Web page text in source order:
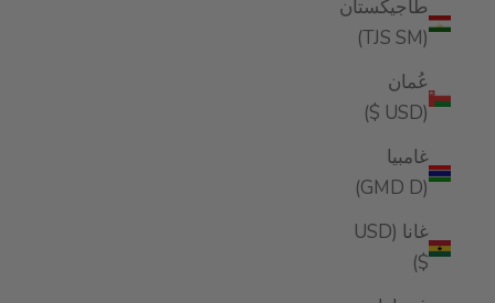
طاجيكستان
(TJS ЅМ)
عُمان
(USD $)
غامبيا
(GMD D)
غانا (USD
$)